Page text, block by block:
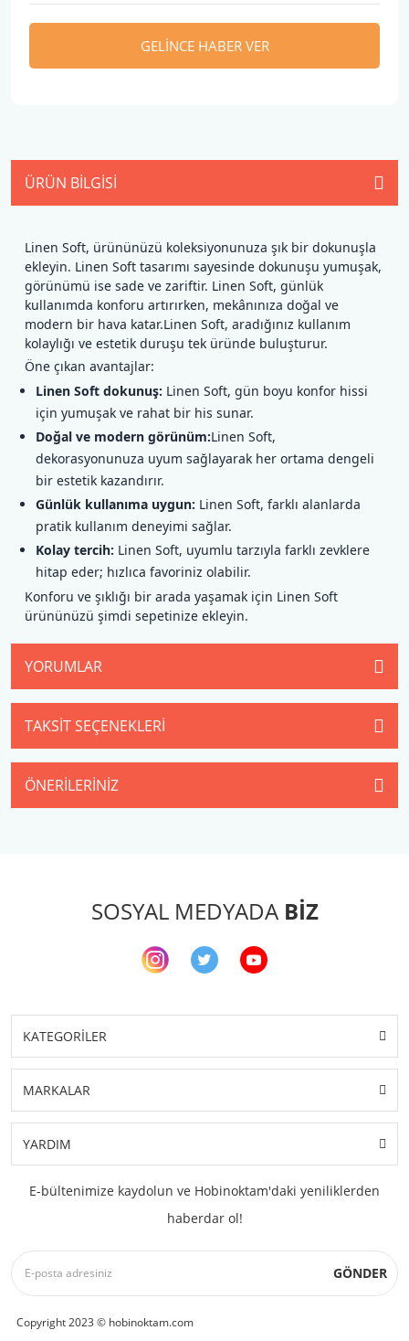
GELİNCE HABER VER
ÜRÜN BILGISI
Linen Soft, ürününüzü koleksiyonunuza şık bir dokunuşla
ekleyin. Linen Soft tasarımı sayesinde dokunuşu yumuşak,
görünümü ise sade ve zariftir. Linen Soft, günlük
kullanımda konforu artırırken, mekânınıza doğal ve
modern bir hava katar.Linen Soft, aradığınız kullanım
kolaylığı ve estetik duruşu tek üründe buluşturur.
Öne çıkan avantajlar:
Linen Soft dokunuş: Linen Soft, gün boyu konfor hissi
için yumuşak ve rahat bir his sunar.
Doğal ve modern görünüm:Linen Soft,
dekorasyonunuza uyum sağlayarak her ortama dengeli
bir estetik kazandırır.
Günlük kullanıma uygun: Linen Soft, farklı alanlarda
pratik kullanım deneyimi sağlar.
Kolay tercih: Linen Soft, uyumlu tarzıyla farklı zevklere
hitap eder; hızlıca favoriniz olabilir.
Konforu ve şıklığı bir arada yaşamak için Linen Soft
ürününüzü şimdi sepetinize ekleyin.
YORUMLAR
TAKSIT SEÇENEKLERI
ÖNERILERINIZ
SOSYAL MEDYADA BİZ
KATEGORİLER
MARKALAR
YARDIM
E-bültenimize kaydolun ve Hobinoktam'daki yeniliklerden
haberdar ol!
GÖNDER
Copyright 2023 © hobinoktam.com